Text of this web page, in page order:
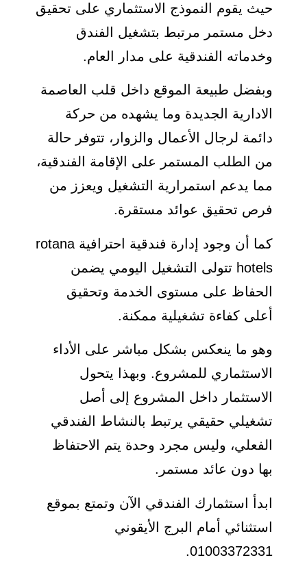
حيث يقوم النموذج الاستثماري على تحقيق
دخل مستمر مرتبط بتشغيل الفندق
وخدماته الفندقية على مدار العام.
وبفضل طبيعة الموقع داخل قلب العاصمة
الادارية الجديدة وما يشهده من حركة
دائمة لرجال الأعمال والزوار، تتوفر حالة
من الطلب المستمر على الإقامة الفندقية،
مما يدعم استمرارية التشغيل ويعزز من
فرص تحقيق عوائد مستقرة.
كما أن وجود إدارة فندقية احترافية rotana
hotels تتولى التشغيل اليومي يضمن
الحفاظ على مستوى الخدمة وتحقيق
أعلى كفاءة تشغيلية ممكنة.
وهو ما ينعكس بشكل مباشر على الأداء
الاستثماري للمشروع. وبهذا يتحول
الاستثمار داخل المشروع إلى أصل
تشغيلي حقيقي يرتبط بالنشاط الفندقي
الفعلي، وليس مجرد وحدة يتم الاحتفاظ
بها دون عائد مستمر.
ابدأ استثمارك الفندقي الآن وتمتع بموقع
استثنائي أمام البرج الأيقوني
01003372331.